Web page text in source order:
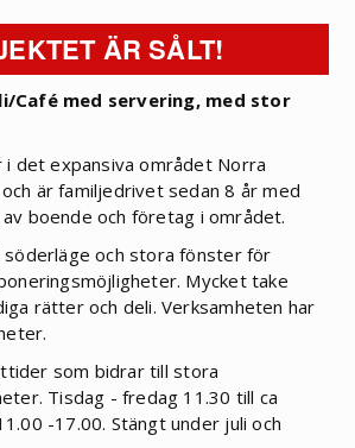
ÄR SÅLT!
Café med servering, med stor
i det expansiva området Norra
är familjedrivet sedan 8 år med
boende och företag i området.
och stora fönster för
Mycket take
rätter och deli. Verksamheten har
som bidrar till stora
Tisdag - fredag 11.30 till ca
-17.00. Stängt under juli och